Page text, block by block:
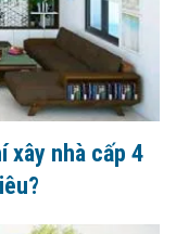
xây nhà cấp 4